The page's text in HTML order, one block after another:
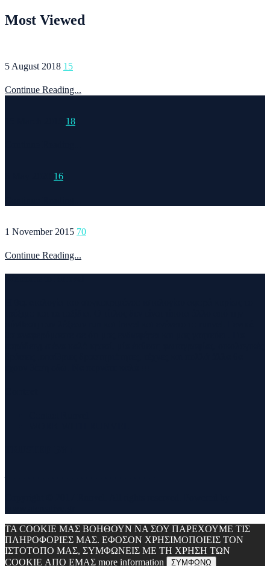
Most Viewed
5 August 2018 15
Continue Reading...
18
16
1 November 2015 70
Continue Reading...
ΤΑ COOKIE ΜΑΣ ΒΟΗΘΟΥΝ ΝΑ ΣΟΥ ΠΑΡΕΧΟΥΜΕ ΤΙΣ
ΠΛΗΡΟΦΟΡΙΕΣ ΜΑΣ. ΕΦΟΣΟΝ ΧΡΗΣΙΜΟΠΟΙΕΙΣ ΤΟΝ
ΙΣΤΟΤΟΠΟ ΜΑΣ, ΣΥΜΦΩΝΕΙΣ ΜΕ ΤΗ ΧΡΗΣΗ ΤΩΝ
COOKIE ΑΠΟ ΕΜΑΣ more information ΣΥΜΦΩΝΩ